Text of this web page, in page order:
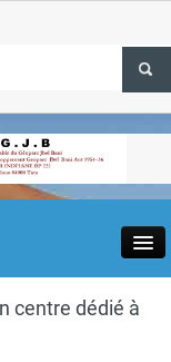
et
Tata
service
vols Paris-
centre dédié à